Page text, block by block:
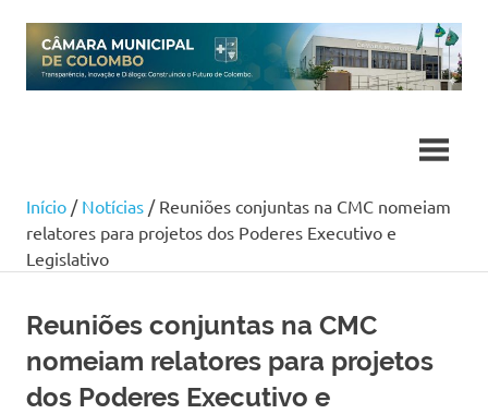
content
Início / Notícias / Reuniões conjuntas na CMC nomeiam
relatores para projetos dos Poderes Executivo e
Legislativo
Reuniões conjuntas na CMC
nomeiam relatores para projetos
dos Poderes Executivo e